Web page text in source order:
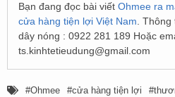
Bạn đang đọc bài viết Ohmee ra
cửa hàng tiện lợi Việt Nam .
dây nóng : 0922 281 189 Hoặc
ts.kinhtetieudung@gmail.com
Ohmee cửa hàng tiện lợi